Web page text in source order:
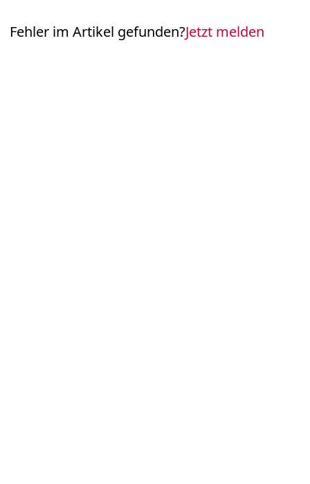
Fehler im Artikel gefunden?Jetzt melden